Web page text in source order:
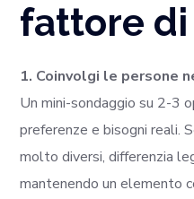
fattore
1. Coinvolgi le persone
Un mini-sondaggio su 2-3
preferenze e bisogni reali.
molto diversi, differenzia
mantenendo un elemento